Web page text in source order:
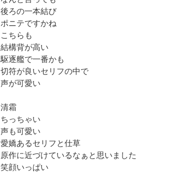
後ろの一本結び
ポニテですかね
こちらも
結構背が高い
駆逐艦で一番かも
切符が良いセリフの中で
声が可愛い
清霜
ちっちゃい
声も可愛い
愛嬌あるセリフと仕草
原作に近づけているなぁと思いました
笑顔いっぱい